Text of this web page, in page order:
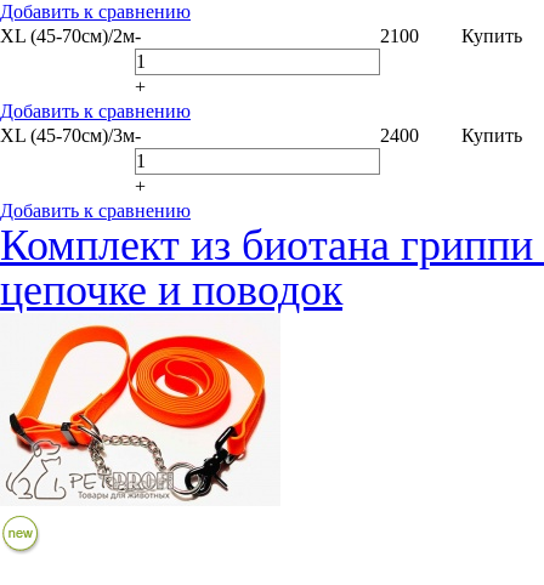
Добавить к сравнению
XL (45-70см)/2м-
+
2100 Купить
Добавить к сравнению
XL (45-70см)/3м-
+
2400 Купить
Добавить к сравнению
Комплект из биотана
цепочке и поводок